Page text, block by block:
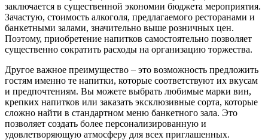
заключается в существенной экономии бюджета мероприятия.
Зачастую, стоимость алкоголя, предлагаемого ресторанами и
банкетными залами, значительно выше розничных цен.
Поэтому, приобретение напитков самостоятельно позволяет
существенно сократить расходы на организацию торжества.
Другое важное преимущество – это возможность предложить
гостям именно те напитки, которые соответствуют их вкусам
и предпочтениям. Вы можете выбрать любимые марки вин,
крепких напитков или заказать эксклюзивные сорта, которые
сложно найти в стандартном меню банкетного зала. Это
позволяет создать более персонализированную и
удовлетворяющую атмосферу для всех приглашенных.